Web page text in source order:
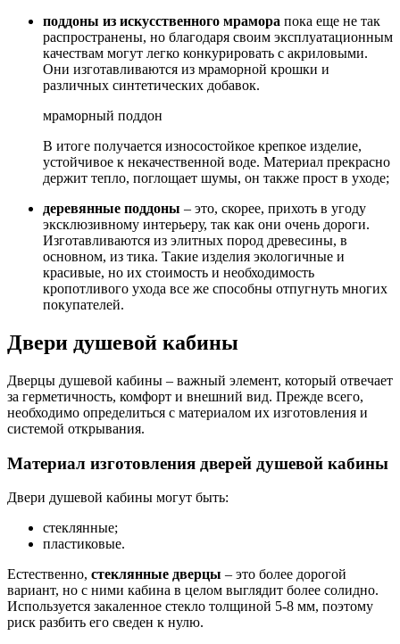
поддоны из искусственного мрамора пока еще не так
распространены, но благодаря своим эксплуатационным
качествам могут легко конкурировать с акриловыми.
Они изготавливаются из мраморной крошки и
различных синтетических добавок.
мраморный поддон
В итоге получается износостойкое крепкое изделие,
устойчивое к некачественной воде. Материал прекрасно
держит тепло, поглощает шумы, он также прост в уходе;
деревянные поддоны – это, скорее, прихоть в угоду
эксклюзивному интерьеру, так как они очень дороги.
Изготавливаются из элитных пород древесины, в
основном, из тика. Такие изделия экологичные и
красивые, но их стоимость и необходимость
кропотливого ухода все же способны отпугнуть многих
покупателей.
Двери душевой кабины
Дверцы душевой кабины – важный элемент, который отвечает
за герметичность, комфорт и внешний вид. Прежде всего,
необходимо определиться с материалом их изготовления и
системой открывания.
Материал изготовления дверей душевой кабины
Двери душевой кабины могут быть:
стеклянные;
пластиковые.
Естественно, стеклянные дверцы – это более дорогой
вариант, но с ними кабина в целом выглядит более солидно.
Используется закаленное стекло толщиной 5-8 мм, поэтому
риск разбить его сведен к нулю.